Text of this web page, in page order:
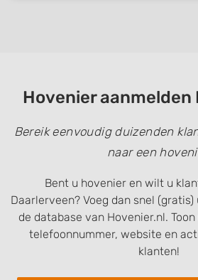
Hovenier aanmelden
Bereik eenvoudig duizenden
naar een
Bent u hovenier en wilt u
Daarlerveen? Voeg dan snel
de database van Hovenier.nl.
telefoonnummer, website en
klanten!